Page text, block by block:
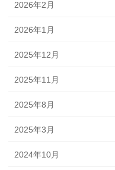
2026年2月
2026年1月
2025年12月
2025年11月
2025年8月
2025年3月
2024年10月